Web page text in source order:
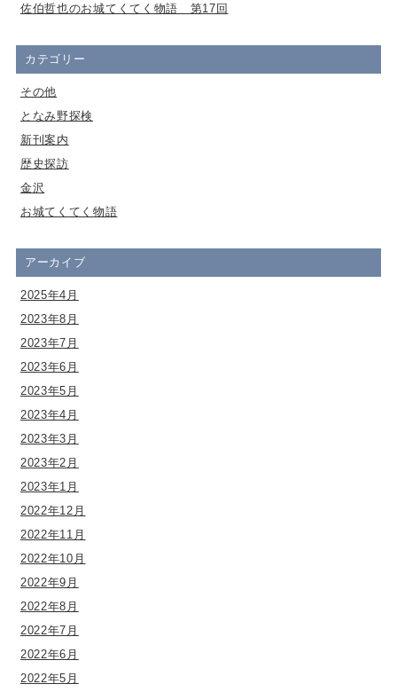
佐伯哲也のお城てくてく物語 第17回
カテゴリー
その他
となみ野探検
新刊案内
歴史探訪
金沢
お城てくてく物語
アーカイブ
2025年4月
2023年8月
2023年7月
2023年6月
2023年5月
2023年4月
2023年3月
2023年2月
2023年1月
2022年12月
2022年11月
2022年10月
2022年9月
2022年8月
2022年7月
2022年6月
2022年5月